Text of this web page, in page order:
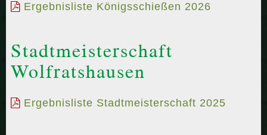
Ergebnisliste Königsschießen 2026
Stadtmeisterschaft
Wolfratshausen
Ergebnisliste Stadtmeisterschaft 2025